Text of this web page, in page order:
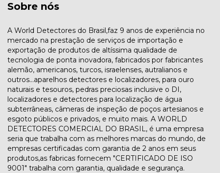
Sobre nós
A World Detectores do Brasil,faz 9 anos de experiência no
mercado na prestação de serviços de importação e
exportação de produtos de altíssima qualidade de
tecnologia de ponta inovadora, fabricados por fabricantes
alemão, americanos, turcos, israelenses, autralianos e
outros...aparelhos detectores e localizadores, para ouro
naturais e tesouros, pedras preciosas inclusive o DI,
localizadores e detectores para localização de água
subterrâneas, câmeras de inspeção de poços artesianos e
esgoto públicos e privados, e muito mais. A WORLD
DETECTORES COMERCIAL DO BRASIL, é uma empresa
seria que trabalha com as melhores marcas do mundo, de
empresas certificadas com garantia de 2 anos em seus
produtos,as fabricas fornecem "CERTIFICADO DE ISO
9001" trabalha com garantia, qualidade e segurança.